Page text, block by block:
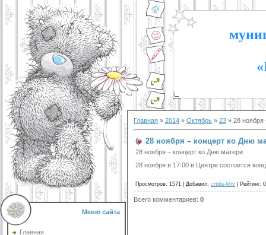
Меню сайта
Главная
Главная » 2014 » Октябрь » 23 » 28 ноября
28 ноября – концерт ко Дню
28 ноября – концерт ко Дню матери
28 ноября в 17:00 в Центре состоится
Просмотров: 1571 Добавил: crtdiu-khv Рейтинг:
Всего комментариев: 0